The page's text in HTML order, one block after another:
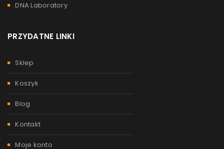
DNA Laboratory
PRZYDATNE LINKI
Sklep
Koszyk
Blog
Kontakt
Moje konto